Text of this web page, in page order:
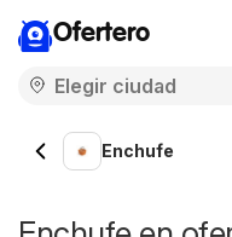
Ofertero
Enchufe